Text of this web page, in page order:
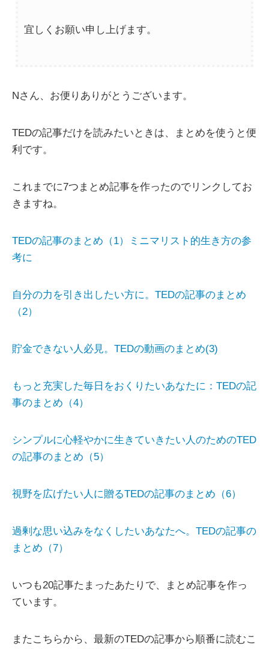
宜しくお願い申し上げます。
Nさん、お便りありがとうございます。
TEDの記事だけを読みたいときは、まとめを使うと便
利です。
これまでに7つまとめ記事を作ったのでリンクしてお
きますね。
TEDの記事のまとめ（1）ミニマリスト的生き方の参
考に
自分の力を引き出したい方に。TEDの記事のまとめ
（2）
貯金できない人必見。TEDの動画のまとめ(3)
もっと充実した毎日をおくりたいあなたに：TEDの記
事のまとめ（4）
シンプルに心軽やかに生きていきたい人のためのTED
の記事のまとめ（5）
視野を広げたい人に贈るTEDの記事のまとめ（6）
過剰な思い込みをなくしたいあなたへ。TEDの記事の
まとめ（7）
いつも20記事たまったあたりで、まとめ記事を作っ
ています。
またこちらから、最新のTEDの記事から順番に読むこ